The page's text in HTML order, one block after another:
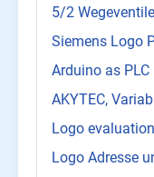
5/2 Wegeventile
Siemens Logo
Arduino as PLC
AKYTEC,
Logo
Logo Adresse